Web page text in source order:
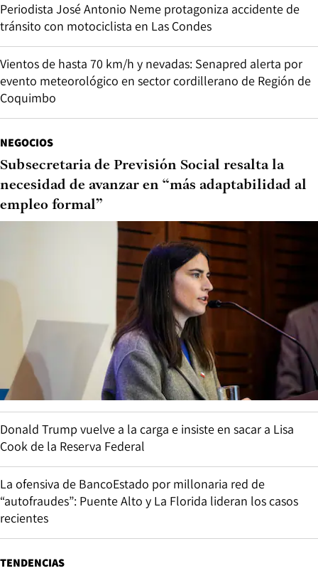
Periodista José Antonio Neme protagoniza accidente de
tránsito con motociclista en Las Condes
Vientos de hasta 70 km/h y nevadas: Senapred alerta por
evento meteorológico en sector cordillerano de Región de
Coquimbo
NEGOCIOS
Subsecretaria de Previsión Social resalta la
necesidad de avanzar en “más adaptabilidad al
empleo formal”
Donald Trump vuelve a la carga e insiste en sacar a Lisa
Cook de la Reserva Federal
La ofensiva de BancoEstado por millonaria red de
“autofraudes”: Puente Alto y La Florida lideran los casos
recientes
TENDENCIAS